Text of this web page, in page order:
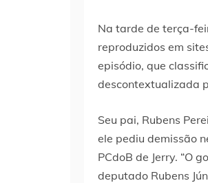
Na tarde de terça-
reproduzidos em
episódio, que
descontextualizada
Seu pai, Rubens
ele pediu demissão
PCdoB de Jerry. “O
deputado Rubens